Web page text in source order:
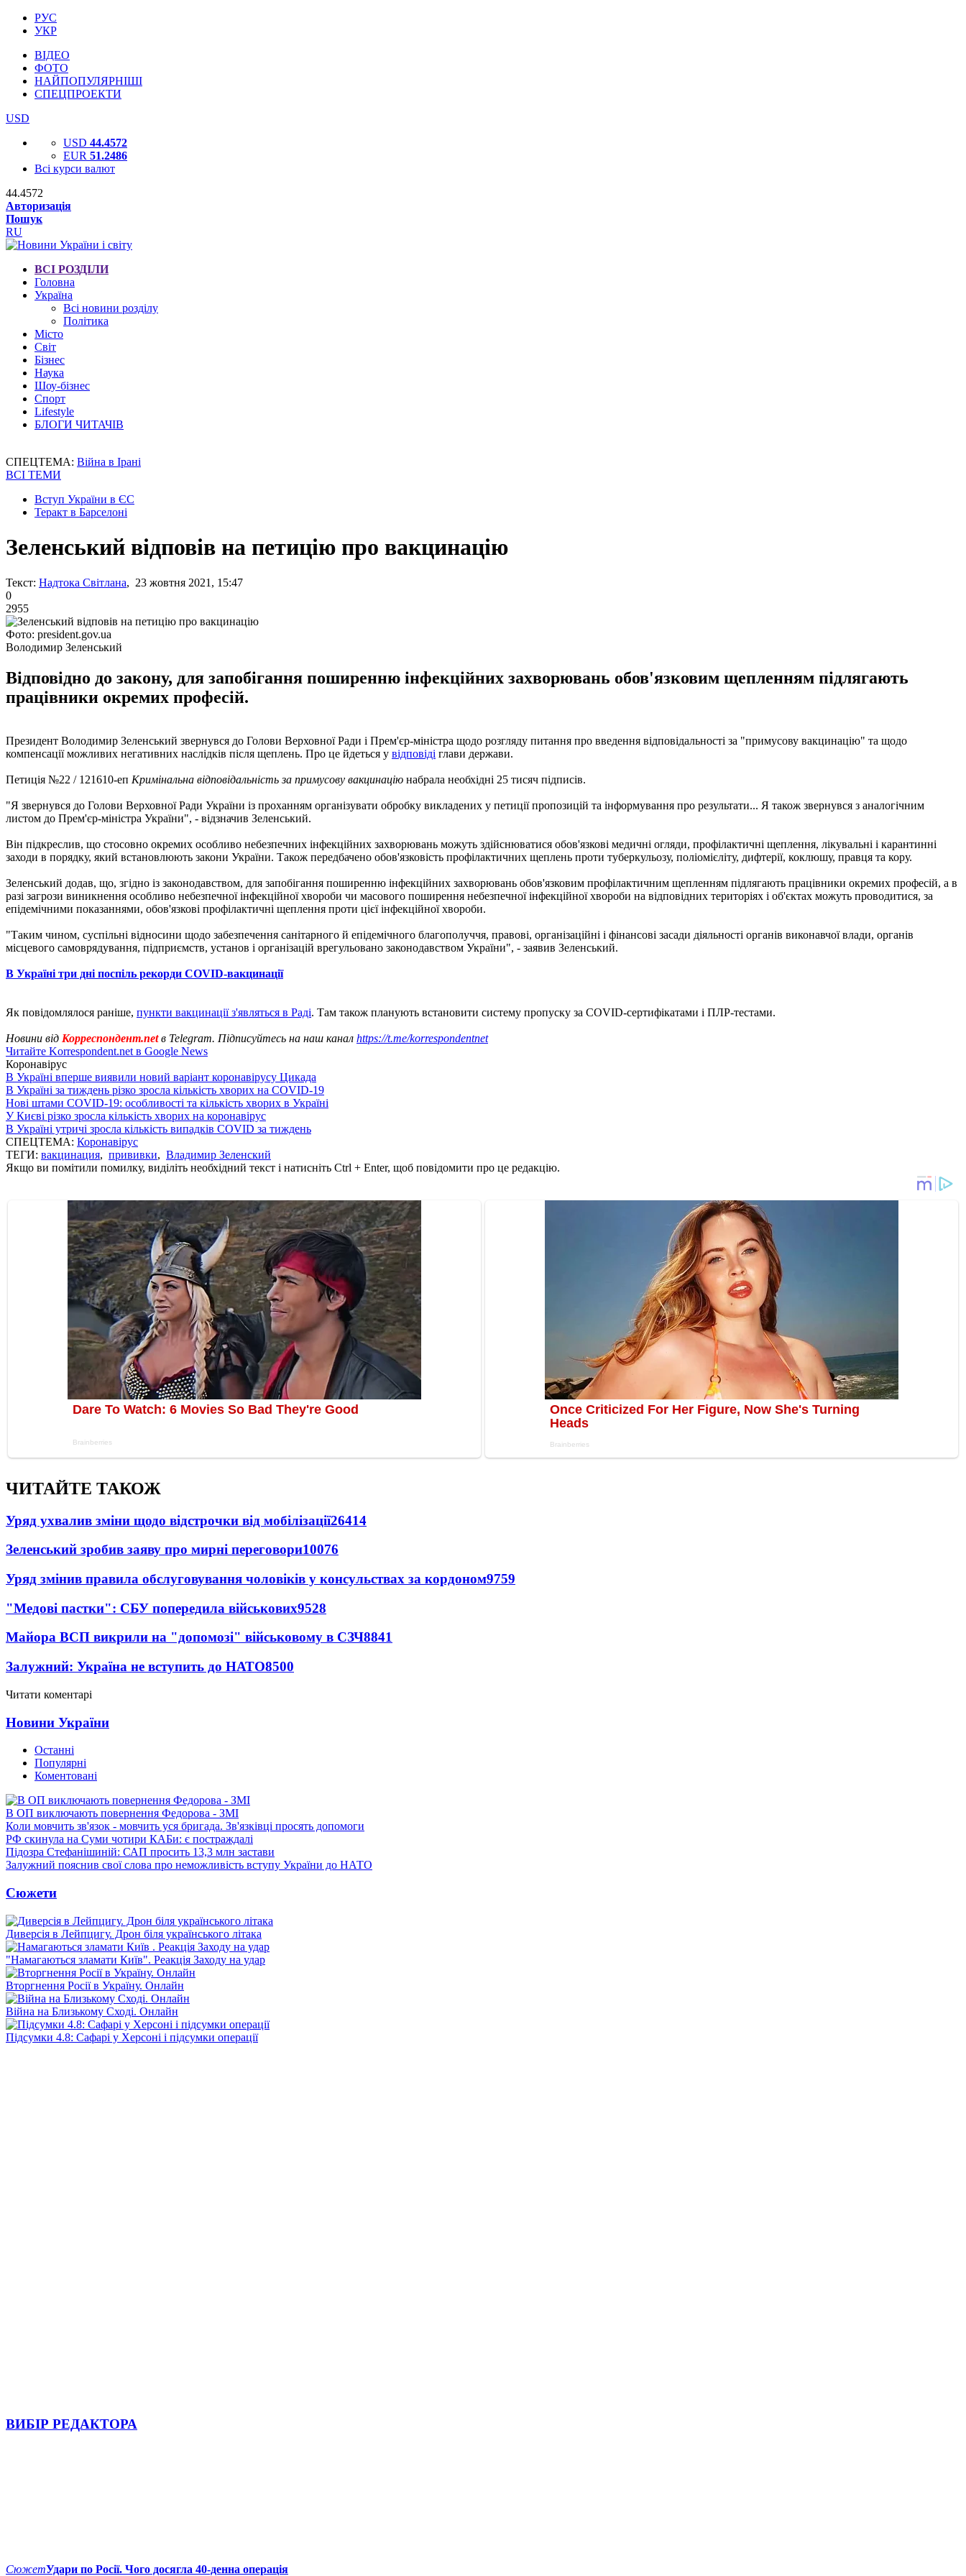
РУС
УКР
ВІДЕО
ФОТО
НАЙПОПУЛЯРНІШІ
СПЕЦПРОЕКТИ
USD
USD 44.4572
EUR 51.2486
Всі курси валют
44.4572
Авторизація
Пошук
RU
ВСІ РОЗДІЛИ
Головна
Україна
Всі новини розділу
Політика
Місто
Світ
Бізнес
Наука
Шоу-бізнес
Спорт
Lifestyle
БЛОГИ ЧИТАЧІВ
СПЕЦТЕМА: Війна в Ірані
ВСІ ТЕМИ
Вступ України в ЄС
Теракт в Барселоні
Зеленський відповів на петицію про вакцинацію
Текст: Надтока Світлана, 23 жовтня 2021, 15:47
0
2955
Фото: president.gov.ua
Володимир Зеленський
Відповідно до закону, для запобігання поширенню інфекційних захворювань обов'язковим щепленням підлягають
працівники окремих професій.
Президент Володимир Зеленський звернувся до Голови Верховної Ради і Прем'єр-міністра щодо розгляду питання про введення відповідальності за "примусову вакцинацію" та щодо
компенсації можливих негативних наслідків після щеплень. Про це йдеться у відповіді глави держави.
Петиція №22 / 121610-еп Кримінальна відповідальність за примусову вакцинацію набрала необхідні 25 тисяч підписів.
"Я звернувся до Голови Верховної Ради України із проханням організувати обробку викладених у петиції пропозицій та інформування про результати... Я також звернувся з аналогічним
листом до Прем'єр-міністра України", - відзначив Зеленський.
Він підкреслив, що стосовно окремих особливо небезпечних інфекційних захворювань можуть здійснюватися обов'язкові медичні огляди, профілактичні щеплення, лікувальні і карантинні
заходи в порядку, який встановлюють закони України. Також передбачено обов'язковість профілактичних щеплень проти туберкульозу, поліомієліту, дифтерії, коклюшу, правця та кору.
Зеленський додав, що, згідно із законодавством, для запобігання поширенню інфекційних захворювань обов'язковим профілактичним щепленням підлягають працівники окремих професій, а в
разі загрози виникнення особливо небезпечної інфекційної хвороби чи масового поширення небезпечної інфекційної хвороби на відповідних територіях і об'єктах можуть проводитися, за
епідемічними показаннями, обов'язкові профілактичні щеплення проти цієї інфекційної хвороби.
"Таким чином, суспільні відносини щодо забезпечення санітарного й епідемічного благополуччя, правові, організаційні і фінансові засади діяльності органів виконавчої влади, органів
місцевого самоврядування, підприємств, установ і організацій врегульовано законодавством України", - заявив Зеленський.
В Україні три дні поспіль рекорди COVID-вакцинації
Як повідомлялося раніше, пункти вакцинації з'являться в Раді. Там також планують встановити систему пропуску за COVID-сертифікатами і ПЛР-тестами.
Новини від Корреспондент.netв Telegram. Підписуйтесь на наш канал https://t.me/korrespondentnet
Читайте Korrespondent.net в Google News
Коронавірус
В Україні вперше виявили новий варіант коронавірусу Цикада
В Україні за тиждень різко зросла кількість хворих на COVID-19
Нові штами COVID-19: особливості та кількість хворих в Україні
У Києві різко зросла кількість хворих на коронавірус
В Україні утричі зросла кількість випадків COVID за тиждень
СПЕЦТЕМА: Коронавірус
ТЕГИ: вакцинация, прививки, Владимир Зеленский
Якщо ви помітили помилку, виділіть необхідний текст і натисніть Ctrl + Enter, щоб повідомити про це редакцію.
ЧИТАЙТЕ ТАКОЖ
Уряд ухвалив зміни щодо відстрочки від мобілізації26414
Зеленський зробив заяву про мирні переговори10076
Уряд змінив правила обслуговування чоловіків у консульствах за кордоном9759
"Медові пастки": СБУ попередила військових9528
Майора ВСП викрили на "допомозі" військовому в СЗЧ8841
Залужний: Україна не вступить до НАТО8500
Читати коментарі
Новини України
Останні
Популярні
Коментовані
В ОП виключають повернення Федорова - ЗМІ
Коли мовчить зв'язок - мовчить уся бригада. Зв'язківці просять допомоги
РФ скинула на Суми чотири КАБи: є постраждалі
Підозра Стефанішиній: САП просить 13,3 млн застави
Залужний пояснив свої слова про неможливість вступу України до НАТО
Сюжети
Диверсія в Лейпцигу. Дрон біля українського літака
"Намагаються зламати Київ". Реакція Заходу на удар
Вторгнення Росії в Україну. Онлайн
Війна на Близькому Сході. Онлайн
Підсумки 4.8: Сафарі у Херсоні і підсумки операції
ВИБІР РЕДАКТОРА
СюжетУдари по Росії. Чого досягла 40-денна операція